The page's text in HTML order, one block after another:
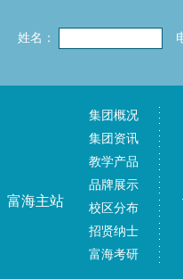
姓名：
富海主站
集团概况
集团资讯
教学产品
品牌展示
校区分布
招贤纳士
富海考研